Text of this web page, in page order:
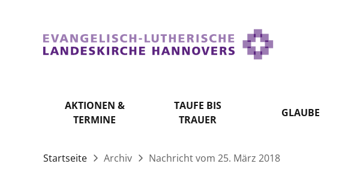
AKTIONEN &
TERMINE
TAUFE BIS
TRAUER
GLAUBE
Startseite Archiv Nachricht vom 25. März 2018